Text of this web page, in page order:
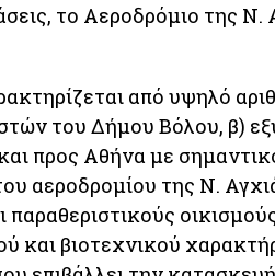
το Αεροδρόμιο της Ν.
από υψηλό
του Δήμου Βόλου, β)
προς Αθήνα με
αεροδρομίου της Ν.
και βιοτεχνικού